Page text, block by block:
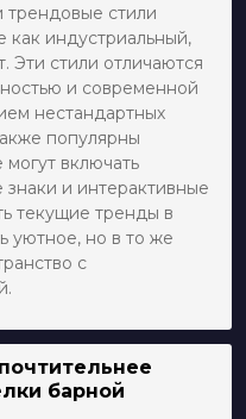
трендовые стили
как индустриальный,
Эти стили отличаются
и современной
нестандартных
популярны
включать
и интерактивные
текущие тренды в
уютное, но в то же
с
барной